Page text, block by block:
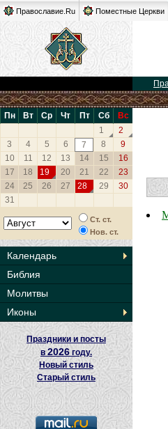
Православие.Ru Поместные Церкви
Пн Вт Ср Чт Пт Сб
Вс
1
2
3
4 5 6 7 8
9
10
11 12 13 14 15
16
17
18 19 20 21 22
23
24
25 26 27 28 29
30
31
Ст. ст.
Нов. ст.
Календарь
Библия
Молитвы
Иконы
Праздники и посты
в2026 году.
Новый стиль
Старый стиль